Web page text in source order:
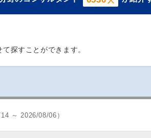
探すことができます。
～ 2026/08/06）